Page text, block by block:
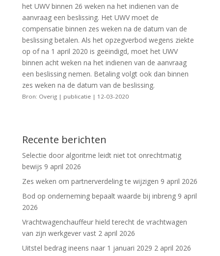
het UWV binnen 26 weken na het indienen van de
aanvraag een beslissing. Het UWV moet de
compensatie binnen zes weken na de datum van de
beslissing betalen. Als het opzegverbod wegens ziekte
op of na 1 april 2020 is geëindigd, moet het UWV
binnen acht weken na het indienen van de aanvraag
een beslissing nemen. Betaling volgt ook dan binnen
zes weken na de datum van de beslissing.
Bron: Overig | publicatie | 12-03-2020
Recente berichten
Selectie door algoritme leidt niet tot onrechtmatig
bewijs 9 april 2026
Zes weken om partnerverdeling te wijzigen 9 april 2026
Bod op onderneming bepaalt waarde bij inbreng 9 april
2026
Vrachtwagenchauffeur hield terecht de vrachtwagen
van zijn werkgever vast 2 april 2026
Uitstel bedrag ineens naar 1 januari 2029 2 april 2026